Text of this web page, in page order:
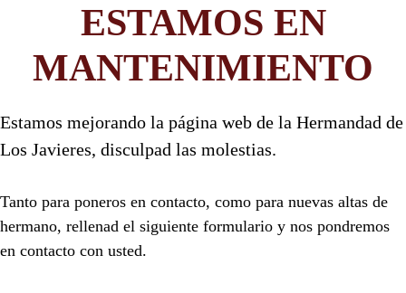
ESTAMOS EN
MANTENIMIENTO
Estamos mejorando la página web de la Hermandad de
Los Javieres, disculpad las molestias.
Tanto para poneros en contacto, como para nuevas altas de
hermano, rellenad el siguiente formulario y nos pondremos
en contacto con usted.